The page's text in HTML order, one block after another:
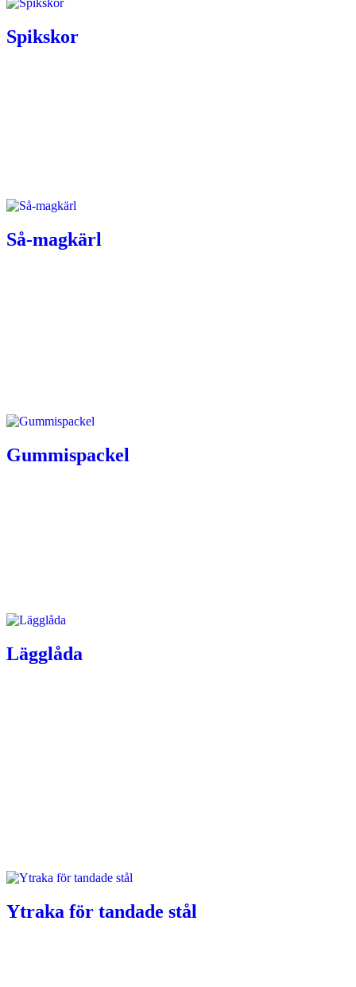
Spikskor
Så-magkärl
Gummispackel
Lägglåda
Ytraka för tandade stål